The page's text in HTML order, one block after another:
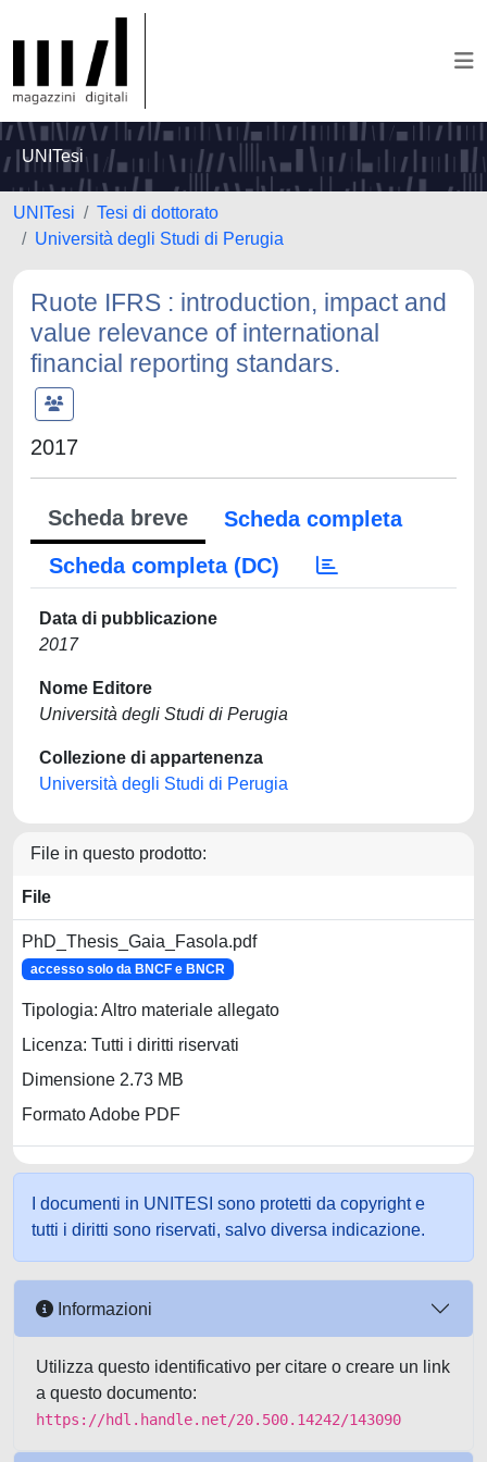
UNITesi
UNITesi
Tesi di dottorato
Università degli Studi di Perugia
Ruote IFRS : introduction, impact and
value relevance of international
financial reporting standars.
2017
Scheda breve
Scheda completa
Scheda completa (DC)
Data di pubblicazione
2017
Nome Editore
Università degli Studi di Perugia
Collezione di appartenenza
Università degli Studi di Perugia
File in questo prodotto:
File
PhD_Thesis_Gaia_Fasola.pdf
accesso solo da BNCF e BNCR
Tipologia: Altro materiale allegato
Licenza: Tutti i diritti riservati
Dimensione 2.73 MB
Formato Adobe PDF
I documenti in UNITESI sono protetti da copyright e
tutti i diritti sono riservati, salvo diversa indicazione.
Informazioni
Utilizza questo identificativo per citare o creare un link
a questo documento:
https://hdl.handle.net/20.500.14242/143090